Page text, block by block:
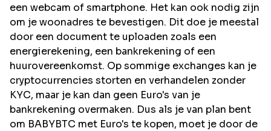
een webcam of smartphone. Het kan ook nodig zijn
om je woonadres te bevestigen. Dit doe je meestal
door een document te uploaden zoals een
energierekening, een bankrekening of een
huurovereenkomst. Op sommige exchanges kan je
cryptocurrencies storten en verhandelen zonder
KYC, maar je kan dan geen Euro's van je
bankrekening overmaken. Dus als je van plan bent
om BABYBTC met Euro's te kopen, moet je door de